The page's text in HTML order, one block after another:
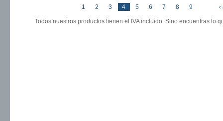
1 2 3 4 5 6 7 8 9 «
Todos nuestros productos tienen el IVA incluido. Sino encuentras lo